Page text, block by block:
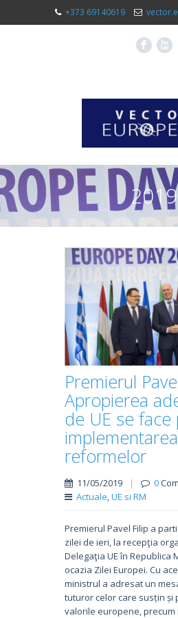
+373 69140619
F X
2019
Premierul
Apropierea
de UE se face
implementarea
reformelor
11/05/2019 | 0
Actuale,UE si RM
Premierul Pavel Filip a
zilei de ieri, la recepţia
Delegaţia UE în Republica
ocazia Zilei Europei. Cu
ministrul a adresat un
tuturor celor care susțin și
valorile europene,